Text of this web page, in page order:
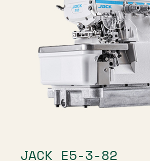
JACK E5-3-82